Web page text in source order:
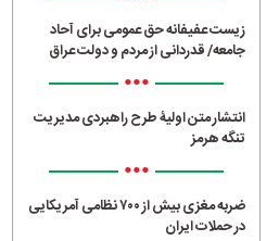
زیست عفیفانه حق عمومی برای آحاد
جامعه/ قدردانی از مردم و دولت عراق
•••
انتشار متن اولیۀ طرح راهبردی مدیریت
تنگه هرمز
•••
ضربه مغزی بیش از ۷۰۰ نظامی آمریکایی
در حملات ایران